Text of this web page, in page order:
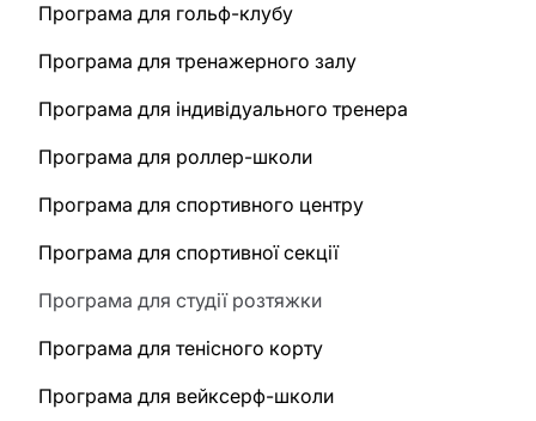
Програма для гольф-клубу
Програма для тренажерного залу
Програма для індивідуального тренера
Програма для роллер-школи
Програма для спортивного центру
Програма для спортивної секції
Програма для студії розтяжки
Програма для тенісного корту
Програма для вейксерф-школи